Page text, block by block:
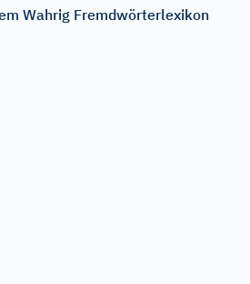
Wahrig Fremdwörterlexikon